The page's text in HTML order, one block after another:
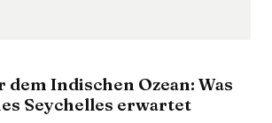
dem Indischen Ozean: Was
Seychelles erwartet